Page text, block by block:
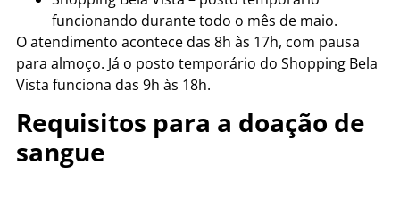
funcionando durante todo o mês de maio.
O atendimento acontece das 8h às 17h, com pausa
para almoço. Já o posto temporário do Shopping Bela
Vista funciona das 9h às 18h.
Requisitos para a doação de
sangue